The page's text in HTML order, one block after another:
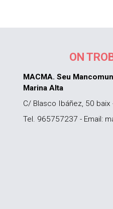
ON
MACMA. Seu
Marina Alta
C/ Blasco Ibáñez, 50 baix
Tel. 965757237 - Email: